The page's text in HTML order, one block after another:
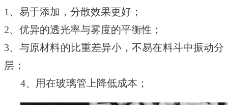
1、 易于添加 ，分散效果更好 ；
2、 优异的透光率与雾度的平衡性 ；
3、与原材料的比重差异小，不易在料斗中振动分
层 ；
4、用在玻璃管上降低成本；